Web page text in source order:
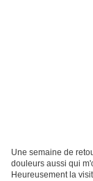
Une semaine de
douleurs aussi qui
Heureusement la